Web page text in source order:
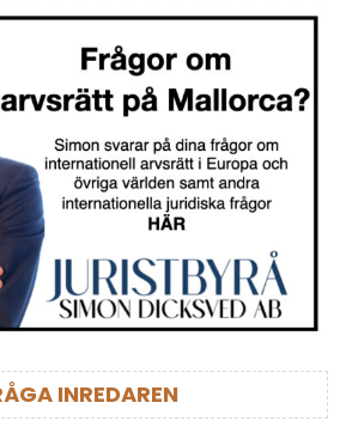
INREDAREN